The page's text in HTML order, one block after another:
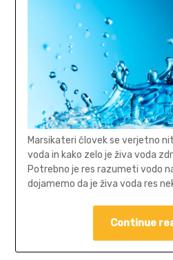
Marsikateri človek se verjetno
voda in kako zelo je živa voda
Potrebno je res razumeti vodo
dojamemo da je živa voda res
Continue